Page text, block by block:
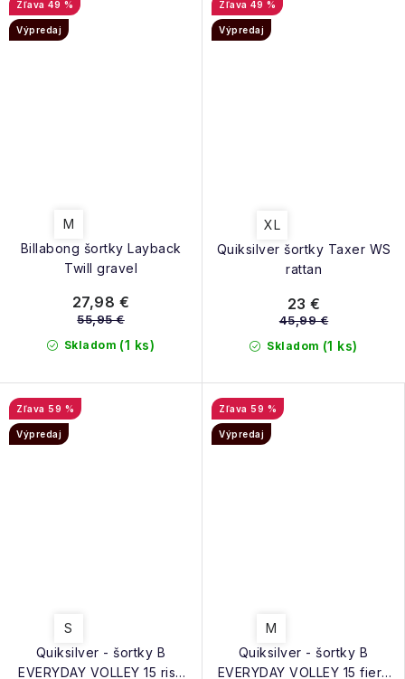
Billabong šortky Layback
Twill gravel
49 %
Výpredaj
M
Skladom (1 ks)
27,98 €
55,95 €
Quiksilver šortky Taxer WS
rattan
49 %
Výpredaj
XL
Skladom (1 ks)
23 €
45,99 €
Quiksilver - šortky B
EVERYDAY VOLLEY 15 risk
59 %
Výpredaj
S
Quiksilver - šortky B
EVERYDAY VOLLEY 15 fiery
59 %
Výpredaj
M